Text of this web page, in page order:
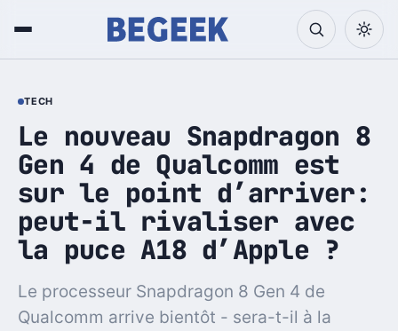
TECH
Le nouveau Snapdragon 8
Gen 4 de Qualcomm est
sur le point d’arriver:
peut-il rivaliser avec
la puce A18 d’Apple ?
Le processeur Snapdragon 8 Gen 4 de
Qualcomm arrive bientôt - sera-t-il à la